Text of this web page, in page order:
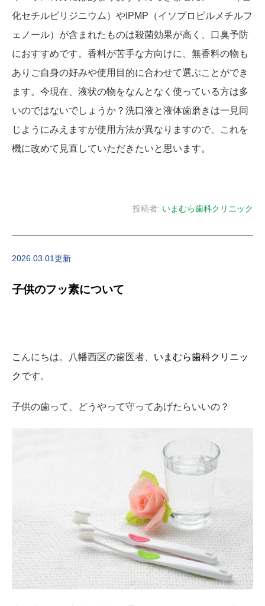
化セチルピリジニウム）やIPMP（イソプロピルメチルフ
ェノール）が含まれたものは殺菌効果が高く、口臭予防
におすすめです。香料が苦手な方向けに、無香料の物も
ありご自身の好みや使用目的に合わせて選ぶことができ
ます。今現在、液状の物をなんとなく使っている方は多
いのではないでしょうか？洗口液と液体歯磨きは一見同
じようにみえますが使用方法が異なりますので、これを
機に改めて見直していただきたいと思います。
投稿者: いまむら歯科クリニック
2026.03.01更新
子供のフッ素について
こんにちは。八幡西区の歯医者、 いまむら歯科クリニッ
クです。
子供の歯って、どうやって守ってあげたらいいの？